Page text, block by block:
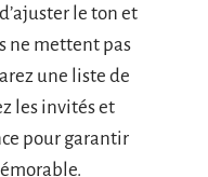
le ton et
ne mettent pas
une liste de
les invités et
pour garantir